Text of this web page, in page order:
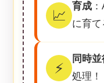
📈
育成
に育て
⚡
同時
処理！